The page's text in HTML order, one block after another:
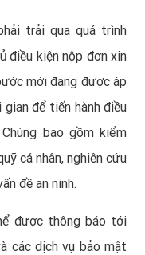
trải qua quá trình
điều kiện nộp đơn xin
mới đang được áp
gian để tiến hành điều
bao gồm kiểm
cá nhân, nghiên cứu
đề an ninh.
được thông báo tới
các dịch vụ bảo mật